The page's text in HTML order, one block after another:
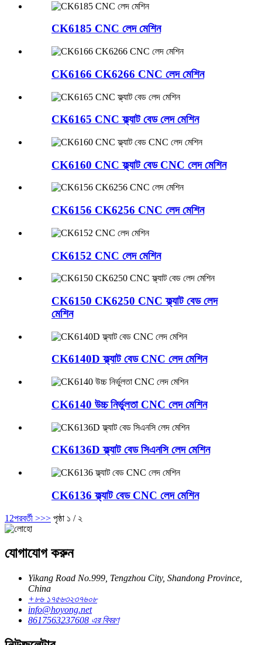
CK6185 CNC লেদ মেশিন
CK6166 CK6266 CNC লেদ মেশিন
CK6165 CNC ফ্ল্যাট বেড লেদ মেশিন
CK6160 CNC ফ্ল্যাট বেড CNC লেদ মেশিন
CK6156 CK6256 CNC লেদ মেশিন
CK6152 CNC লেদ মেশিন
CK6150 CK6250 CNC ফ্ল্যাট বেড লেদ
মেশিন
CK6140D ফ্ল্যাট বেড CNC লেদ মেশিন
CK6140 উচ্চ নির্ভুলতা CNC লেদ মেশিন
CK6136D ফ্ল্যাট বেড সিএনসি লেদ মেশিন
CK6136 ফ্ল্যাট বেড CNC লেদ মেশিন
1 2পরবর্তী >>> পৃষ্ঠা ১ / ২
যোগাযোগ করুন
Yikang Road No.999, Tengzhou City, Shandong Province,
China
+৮৬ ১৭৫৬৩২৩৭৬০৮
info@hoyong.net
8617563237608 এর বিবরণ